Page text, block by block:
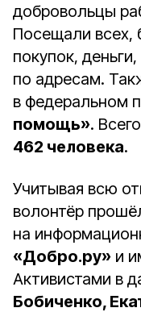
добровольцы
Посещали всех,
покупок,
по адресам.
в федеральном
помощь».
462 человека.
Учитывая всю
волонтёр
на
«Добро.ру» и
Активистами в
Бобиченко,